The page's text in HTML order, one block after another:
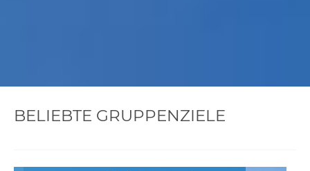
BELIEBTE GRUPPENZIELE